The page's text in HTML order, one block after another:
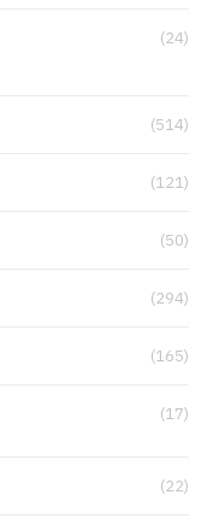
(24)
(514)
(121)
(50)
(294)
(165)
(17)
(22)